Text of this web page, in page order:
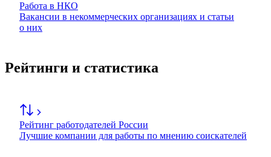
Работа в НКО
Вакансии в некоммерческих организациях и статьи
о них
Рейтинги и статистика
Рейтинг работодателей России
Лучшие компании для работы по мнению соискателей